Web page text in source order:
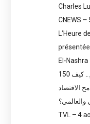
Charles
CNEWS
L’Heure
El-
150 إلى 250 مليار دولار… كيف
الاقتصاد
والعالمي؟
TVL – 4